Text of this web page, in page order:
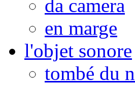
da camera
en marge
l'objet sonore
tombé du